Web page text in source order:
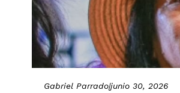
Gabriel Parrado|junio 30, 2026